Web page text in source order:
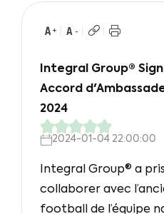
Integral Group®
Accord
2024
2024-01-04 22:00:00
Integral Group® a
collaborer avec
football de l’équipe